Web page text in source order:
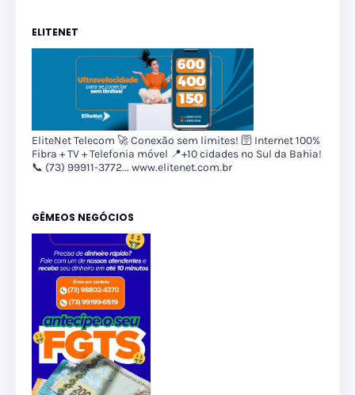
ELITENET
EliteNet Telecom 🚀 Conexão sem limites! 🛜 Internet 100%
Fibra + TV + Telefonia móvel 📍+10 cidades no Sul da Bahia!
📞 (73) 99911-3772... www.elitenet.com.br
GÊMEOS NEGÓCIOS